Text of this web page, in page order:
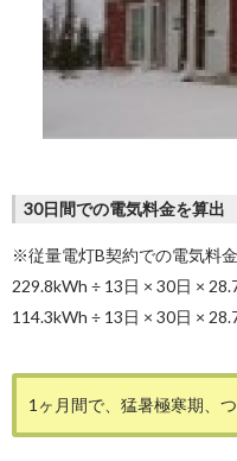
30日間での電気料金を算出
※従量電灯B契約での電気料金
229.8kWh ÷ 13日 × 30日 ×
114.3kWh ÷ 13日 × 30日 ×
1ヶ月間で、猛暑極寒期、